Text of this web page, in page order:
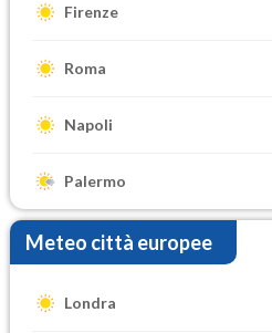
Firenze
Roma
Napoli
Palermo
Meteo città europee
Londra